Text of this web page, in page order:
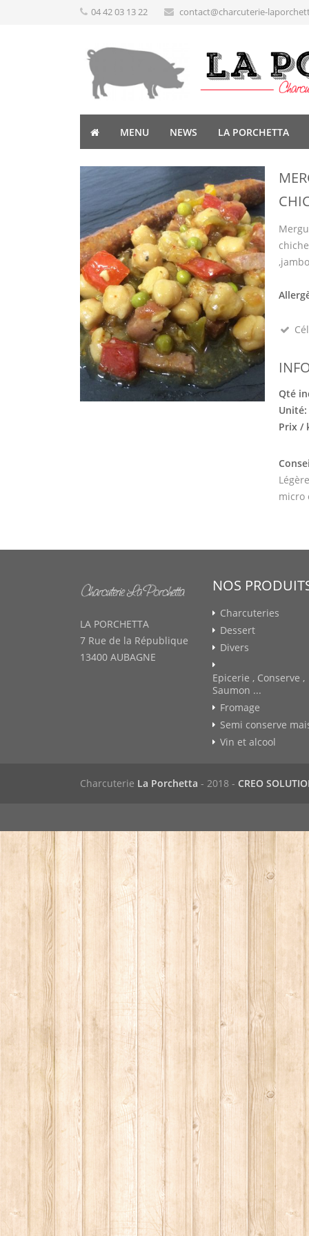
04 42 03 13 22 contact@charcuterie-
MENU NEWS LA PORCHETTA
Qté
Unité:
Prix /
micro
LA PORCHETTA
7 Rue de la République
13400 AUBAGNE
NOS
Charcuteries
Dessert
Divers
Epicerie , Conserve ,
Saumon ...
Fromage
Semi conserve
Vin et alcool
Charcuterie La Porchetta - 2018 - CREO